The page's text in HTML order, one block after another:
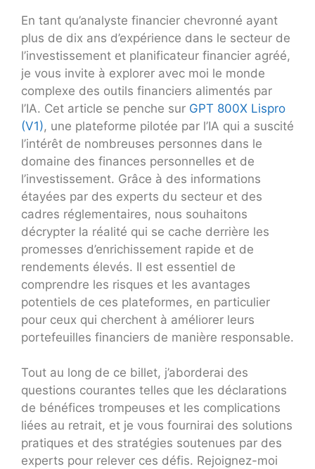
En tant qu’analyste financier chevronné ayant
plus de dix ans d’expérience dans le secteur de
l’investissement et planificateur financier agréé,
je vous invite à explorer avec moi le monde
complexe des outils financiers alimentés par
l’IA. Cet article se penche sur GPT 800X Lispro
(V1), une plateforme pilotée par l’IA qui a suscité
l’intérêt de nombreuses personnes dans le
domaine des finances personnelles et de
l’investissement. Grâce à des informations
étayées par des experts du secteur et des
cadres réglementaires, nous souhaitons
décrypter la réalité qui se cache derrière les
promesses d’enrichissement rapide et de
rendements élevés. Il est essentiel de
comprendre les risques et les avantages
potentiels de ces plateformes, en particulier
pour ceux qui cherchent à améliorer leurs
portefeuilles financiers de manière responsable.
Tout au long de ce billet, j’aborderai des
questions courantes telles que les déclarations
de bénéfices trompeuses et les complications
liées au retrait, et je vous fournirai des solutions
pratiques et des stratégies soutenues par des
experts pour relever ces défis. Rejoignez-moi